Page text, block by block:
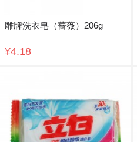
雕牌洗衣皂（蔷薇）206g
¥4.18